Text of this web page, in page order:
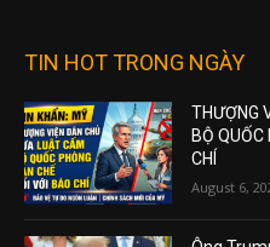
TIN HOT TRONG NGÀY
THƯỢNG
BỘ QUỐC
CHÍ
August 6,